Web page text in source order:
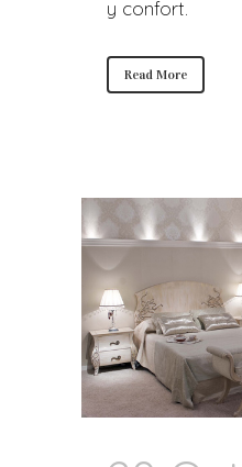
y confort.
Read More